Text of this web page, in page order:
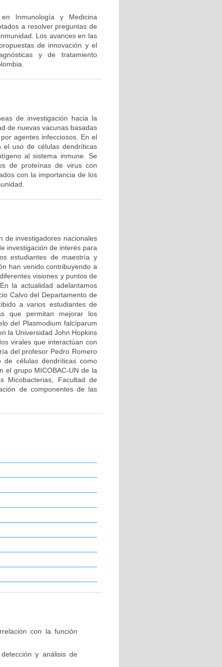
Inmunología y Medicina
a resolver preguntas de
Los avances en las
de innovación y el
y de tratamiento
de investigación hacia la
de nuevas vacunas basadas
agentes infecciosos. En el
el uso de células dendríticas
al sistema inmune. Se
de proteínas de virus con
con la importancia de los
de investigadores nacionales
investigación de interés para
estudiantes de maestría y
han venido contribuyendo a
visiones y puntos de
la actualidad adelantamos
Calvo del Departamento de
a varios estudiantes de
que permitan mejorar los
del Plasmodium falcíparum
la Universidad John Hopkins
virales que interactúan con
del profesor Pedro Romero
células dendríticas como
el grupo MICOBAC-UN de la
Micobacterias, Facultad de
de componentes de las
con la función
y análisis de